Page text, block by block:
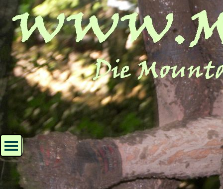
Direkt zum Seiteninhalt
Menü überspringen